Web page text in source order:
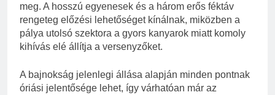
meg. A hosszú egyenesek és a három erős féktáv
rengeteg előzési lehetőséget kínálnak, miközben a
pálya utolsó szektora a gyors kanyarok miatt komoly
kihívás elé állítja a versenyzőket.
A bajnokság jelenlegi állása alapján minden pontnak
óriási jelentősége lehet, így várhatóan már az